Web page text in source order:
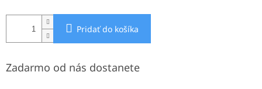
Pridať do košíka
Zadarmo od nás dostanete